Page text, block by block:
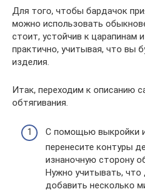
Для того, чтобы бардачок
можно использовать
стоит, устойчив к царапинам
практично, учитывая, что вы
изделия.
Итак, переходим к описанию
обтягивания.
С помощью выкройки
перенесите контуры
изнаночную сторону
Нужно учитывать,
добавить несколько